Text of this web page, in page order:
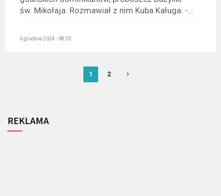
św. Mikołaja. Rozmawiał z nim Kuba Kaługa. -...
6 grudnia 2024 - 08:30
1 2
REKLAMA